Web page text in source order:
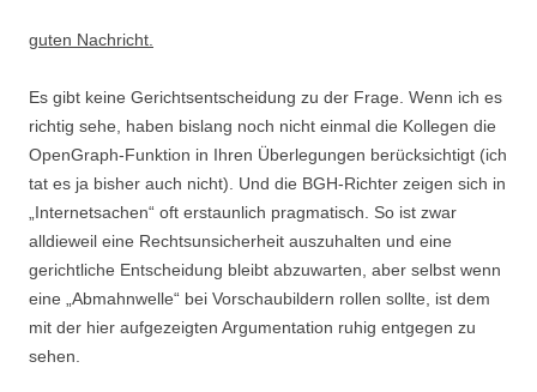
guten Nachricht.
Es gibt keine Gerichtsentscheidung zu der Frage. Wenn ich es
richtig sehe, haben bislang noch nicht einmal die Kollegen die
OpenGraph-Funktion in Ihren Überlegungen berücksichtigt (ich
tat es ja bisher auch nicht). Und die BGH-Richter zeigen sich in
„Internetsachen“ oft erstaunlich pragmatisch. So ist zwar
alldieweil eine Rechtsunsicherheit auszuhalten und eine
gerichtliche Entscheidung bleibt abzuwarten, aber selbst wenn
eine „Abmahnwelle“ bei Vorschaubildern rollen sollte, ist dem
mit der hier aufgezeigten Argumentation ruhig entgegen zu
sehen.